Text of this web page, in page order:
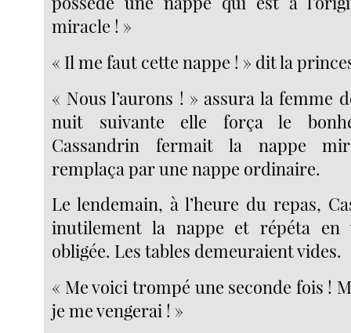
miracle ! »
« Il me faut cette nappe ! » dit la
« Nous l’aurons ! » assura la femme
nuit suivante elle força le
Cassandrin fermait la nappe
remplaça par une nappe ordinaire.
Le lendemain, à l’heure du repas,
inutilement la nappe et répéta en
obligée. Les tables demeuraient vides.
« Me voici trompé une seconde fois !
je me vengerai ! »